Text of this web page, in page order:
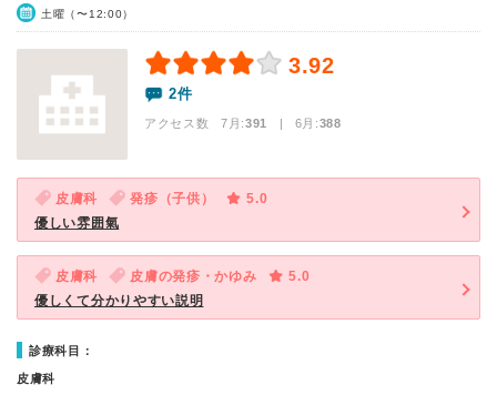
土曜（〜12:00）
3.92
2件
アクセス数 7月:391 | 6月:388
皮膚科 発疹（子供）
5.0
優しい雰囲氣
皮膚科 皮膚の発疹・かゆみ
5.0
優しくて分かりやすい説明
診療科目：
皮膚科